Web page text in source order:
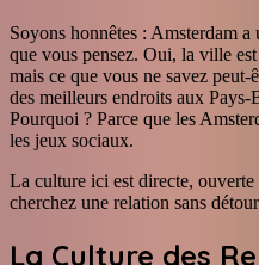
Soyons honnêtes : Amsterdam
que vous pensez. Oui, la ville
mais ce que vous ne savez
des meilleurs endroits aux Pays-
Pourquoi ? Parce que les
les jeux sociaux.
La culture ici est directe,
cherchez une relation sans
La Culture des